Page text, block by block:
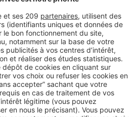
autisme
ont besoin d’un
d’une structure adaptée à leurs